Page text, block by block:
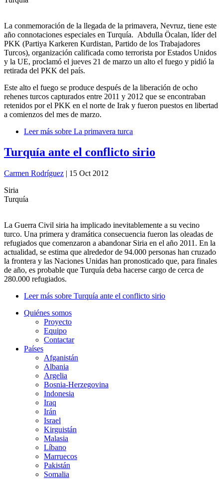
La conmemoración de la llegada de la primavera, Nevruz, tiene este
año connotaciones especiales en Turquía. Abdulla Öcalan, líder del
PKK (Partiya Karkeren Kurdistan, Partido de los Trabajadores
Turcos), organización calificada como terrorista por Estados Unidos
y la UE, proclamó el jueves 21 de marzo un alto el fuego y pidió la
retirada del PKK del país.
Este alto el fuego se produce después de la liberación de ocho
rehenes turcos capturados entre 2011 y 2012 que se encontraban
retenidos por el PKK en el norte de Irak y fueron puestos en libertad
a comienzos del mes de marzo.
Leer más sobre La primavera turca
Turquía ante el conflicto sirio
Carmen Rodríguez | 15 Oct 2012
Siria
Turquía
La Guerra Civil siria ha implicado inevitablemente a su vecino
turco. Una primera y dramática consecuencia fueron las oleadas de
refugiados que comenzaron a abandonar Siria en el año 2011. En la
actualidad, se estima que alrededor de 94.000 personas han cruzado
la frontera y las Naciones Unidas han pronosticado que, para finales
de año, es probable que Turquía deba hacerse cargo de cerca de
280.000 refugiados.
Leer más sobre Turquía ante el conflicto sirio
Quiénes somos
Proyecto
Equipo
Contactar
Países
Afganistán
Albania
Argelia
Bosnia-Herzegovina
Indonesia
Iraq
Irán
Israel
Kirguistán
Malasia
Líbano
Marruecos
Pakistán
Somalia